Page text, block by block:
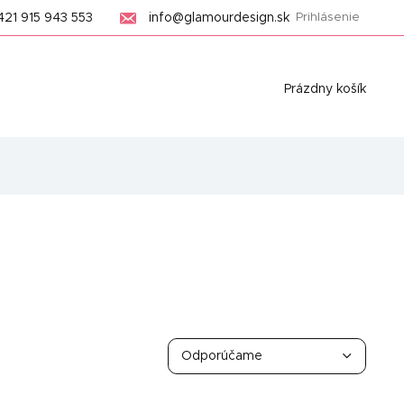
915 943 553 info@glamourdesign.sk Prihlásenie
Nákupný
Prázdny košík
R
d
Odporúčame